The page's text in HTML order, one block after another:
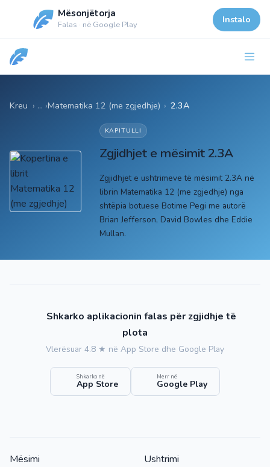
Mësonjëtorja
Falas · në Google Play Instalo
Kreu Matematika 12 (me zgjedhje) › 2.3A
KAPITULLI
Zgjidhjet e mësimit 2.3A
Zgjidhjet e ushtrimeve të mësimit 2.3A në
librin Matematika 12 (me zgjedhje) nga
shtëpia botuese Botime Pegi me autorë
Brian Jefferson, David Bowles dhe Eddie
Mullan.
Shkarko aplikacionin falas për zgjidhje të
plota
Vlerësuar 4.8 ★ në App Store dhe Google Play
Shkarko në
App Store
Merr në
Google Play
Mësimi Ushtrimi